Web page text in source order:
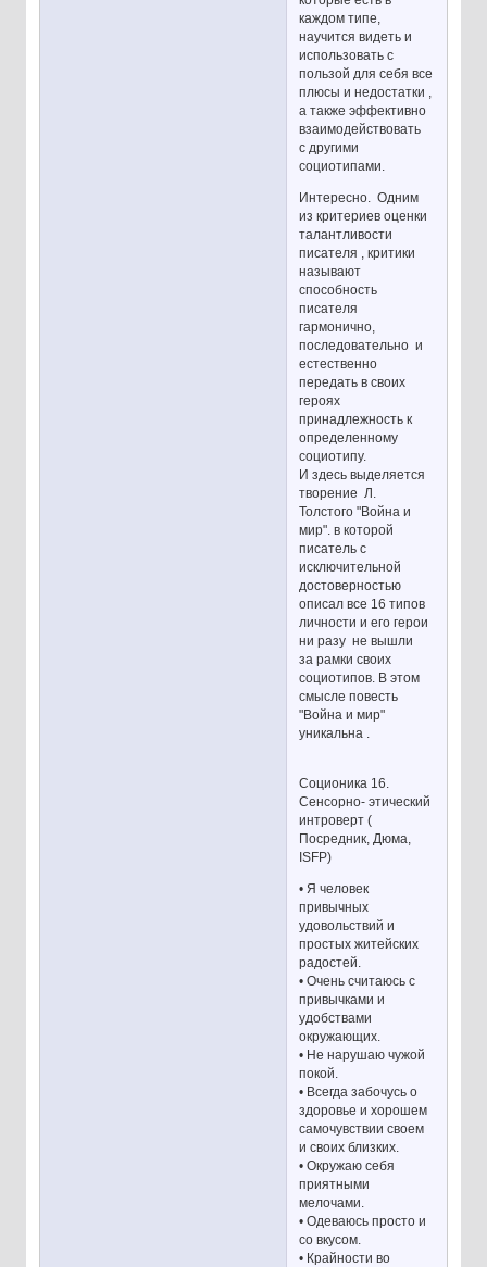
каждом типе,
научится видеть и
использовать с
пользой для себя все
плюсы и недостатки ,
а также эффективно
взаимодействовать
с другими
социотипами.
Интересно. Одним
из критериев оценки
талантливости
писателя , критики
называют
способность
писателя
гармонично,
последовательно и
естественно
передать в своих
героях
принадлежность к
определенному
социотипу.
И здесь выделяется
творение Л.
Толстого "Война и
мир". в которой
писатель с
исключительной
достоверностью
описал все 16 типов
личности и его герои
ни разу не вышли
за рамки своих
социотипов. В этом
смысле повесть
"Война и мир"
уникальна .
Соционика 16.
Сенсорно- этический
интроверт (
Посредник, Дюма,
ISFP)
• Я человек
привычных
удовольствий и
простых житейских
радостей.
• Очень считаюсь с
привычками и
удобствами
окружающих.
• Не нарушаю чужой
покой.
• Всегда забочусь о
здоровье и хорошем
самочувствии своем
и своих близких.
• Окружаю себя
приятными
мелочами.
• Одеваюсь просто и
со вкусом.
• Крайности во